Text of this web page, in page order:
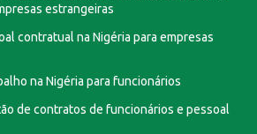
estrangeiras
contratual na Nigéria para empresas
na Nigéria para funcionários
de contratos de funcionários e pessoal